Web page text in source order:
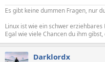
Es gibt keine dummen Fragen, nur
Linux ist wie ein schwer erziehbares
Egal wie viele Chancen du ihm
Darklordx